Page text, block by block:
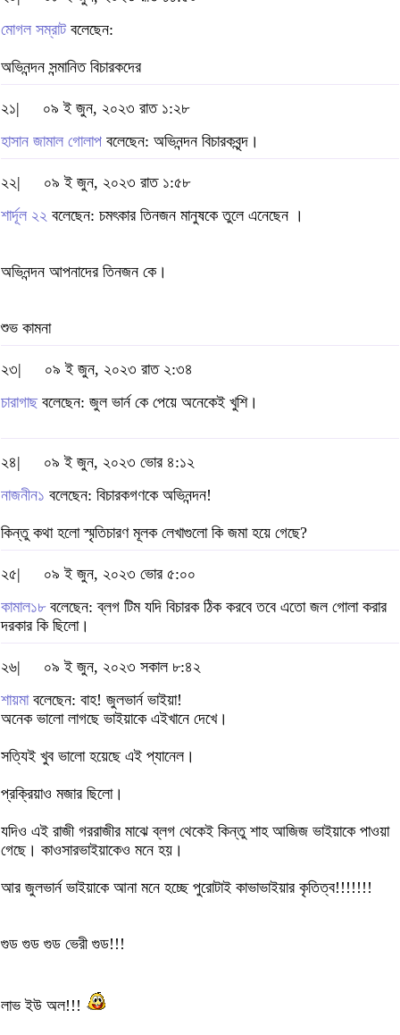
মোগল সম্রাটবলেছেন:
অভিনন্দন সন্মানিত বিচারকদের
২১|
০৯ ই জুন, ২০২৩ রাত ১:২৮
হাসান জামাল গোলাপ বলেছেন: অভিনন্দন বিচারকবৃন্দ।
২২|
০৯ ই জুন, ২০২৩ রাত ১:৫৮
শার্দূল ২২ বলেছেন: চমৎকার তিনজন মানুষকে তুলে এনেছেন ।
অভিনন্দন আপনাদের তিনজন কে।
শুভ কামনা
২৩|
০৯ ই জুন, ২০২৩ রাত ২:৩৪
চারাগাছ বলেছেন: জুল ভার্ন কে পেয়ে অনেকেই খুশি।
২৪|
০৯ ই জুন, ২০২৩ ভোর ৪:১২
নাজনীন১ বলেছেন: বিচারকগণকে অভিনন্দন!
কিন্তু কথা হলো স্মৃতিচারণ মূলক লেখাগুলো কি জমা হয়ে গেছে?
২৫|
০৯ ই জুন, ২০২৩ ভোর ৫:০০
কামাল১৮বলেছেন: ব্লগ টিম যদি বিচারক ঠিক করবে তবে এতো জল গোলা করার
দরকার কি ছিলো।
২৬|
০৯ ই জুন, ২০২৩ সকাল ৮:৪২
শায়মাবলেছেন: বাহ! জুলভার্ন ভাইয়া!
অনেক ভালো লাগছে ভাইয়াকে এইখানে দেখে।
সত্যিই খুব ভালো হয়েছে এই প্যানেল।
প্রক্রিয়াও মজার ছিলো।
যদিও এই রাজী গররাজীর মাঝে ব্লগ থেকেই কিন্তু শাহ আজিজ ভাইয়াকে পাওয়া
গেছে। কাওসারভাইয়াকেও মনে হয়।
আর জুলভার্ন ভাইয়াকে আনা মনে হচ্ছে পুরোটাই কাভাভাইয়ার কৃতিত্ব!!!!!!!
গুড গুড গুড ভেরী গুড!!!
লাভ ইউ অল!!!